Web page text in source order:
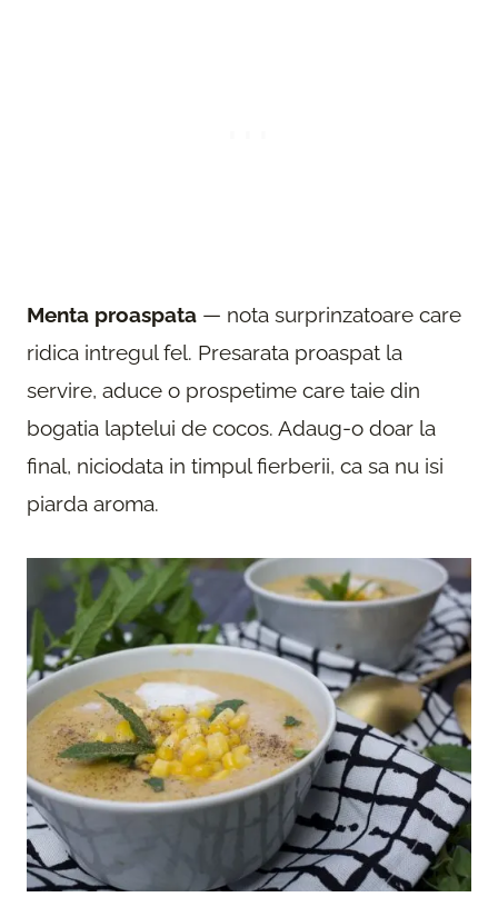
Menta proaspata — nota surprinzatoare care
ridica intregul fel. Presarata proaspat la
servire, aduce o prospetime care taie din
bogatia laptelui de cocos. Adaug-o doar la
final, niciodata in timpul fierberii, ca sa nu isi
piarda aroma.